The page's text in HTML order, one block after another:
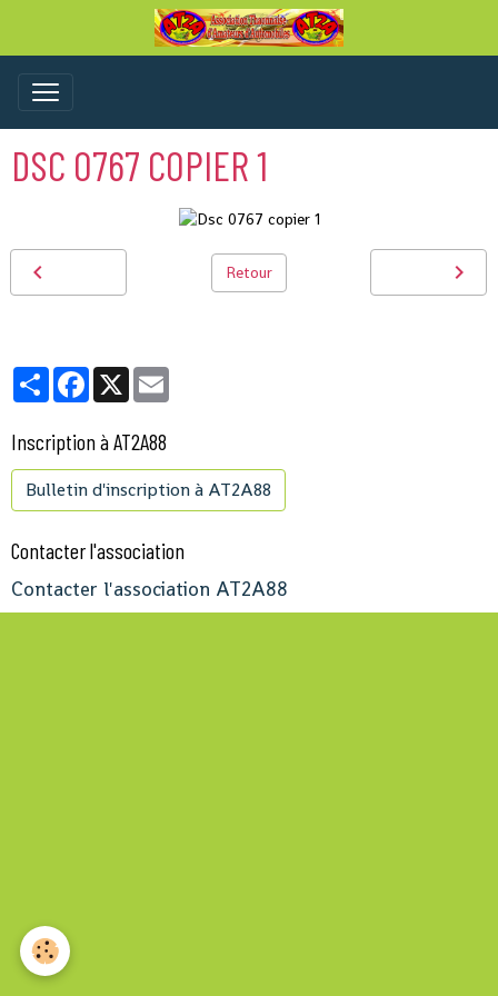
DSC 0767 COPIER 1
Retour
PartagerFacebook
X
Inscription à AT2A88
Bulletin d'inscription à AT2A88
Contacter l'association
Contacter l'association AT2A88